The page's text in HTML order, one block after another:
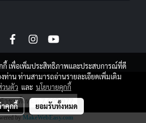
copyright by
าชมทั้งหมด7,695,977
byMakeWebEasy.com
กี้ เพื่อเพิ่มประสิทธิภาพและประสบการณ์ที่ดี
ท่าน ท่านสามารถอ่านรายละเอียดเพิ่มเติม
วนตัว และ นโยบายคุกกี้
คุกกี้ ยอมรับทั้งหมด